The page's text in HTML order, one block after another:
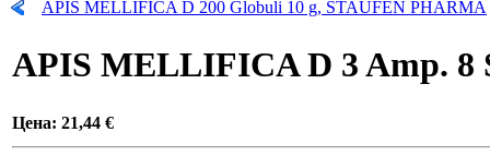
APIS MELLIFICA D 200 Globuli 10 g, STAUFEN PHARMA
APIS MELLIFICA D 3 Amp. 8
Цена: 21,44 €